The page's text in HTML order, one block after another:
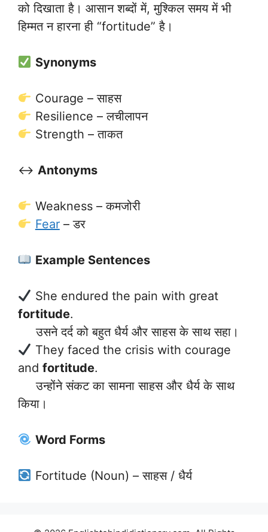
को दिखाता है। आसान शब्दों में, मुश्किल समय में भी
हिम्मत न हारना ही “fortitude” है।
Synonyms
Courage – साहस
Resilience – लचीलापन
Strength – ताकत
↔️ Antonyms
Weakness – कमजोरी
Fear– डर
Example Sentences
She endured the pain with great
fortitude.
उसने दर्द को बहुत धैर्य और साहस के साथ सहा।
They faced the crisis with courage
and fortitude.
उन्होंने संकट का सामना साहस और धैर्य के साथ
किया।
Word Forms
Fortitude (Noun) – साहस / धैर्य